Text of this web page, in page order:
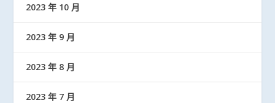
2023 年 10 月
2023 年 9 月
2023 年 8 月
2023 年 7 月